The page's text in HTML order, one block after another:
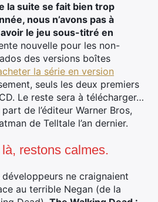
la suite se fait bien trop
nous n’avons pas à
le jeu sous-titré en
nouvelle pour les non-
des versions boîtes
la série en version
seuls les deux premiers
Le reste sera à télécharger…
de l’éditeur Warner Bros,
de Telltale l’an dernier.
restons calmes.
ne craignaient
au terrible Negan (de la